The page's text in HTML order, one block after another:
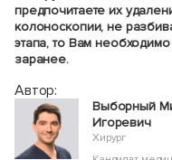
предпочитаете их
колоноскопии, не
этапа, то Вам
заранее.
Автор:
Выборный
Игоревич
Хирург